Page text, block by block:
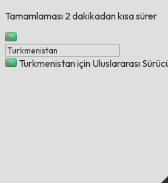
Tamamlaması 2 dakikadan kısa sürer
Turkmenistan için Uluslararası